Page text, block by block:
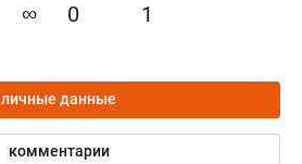
∞ 0 1
личные данные
комментарии